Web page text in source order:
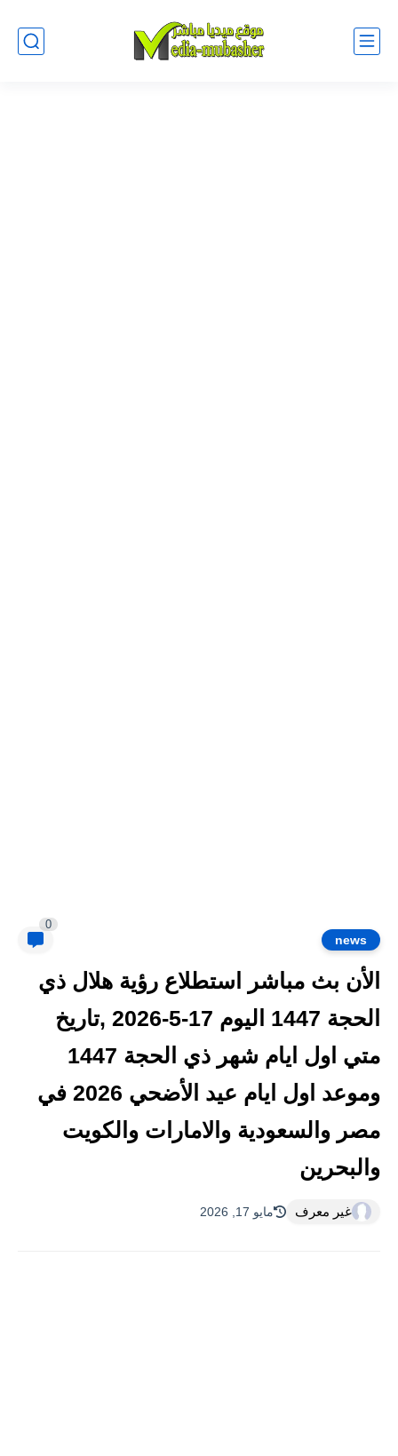
news
0
الأن بث مباشر استطلاع رؤية هلال ذي
الحجة 1447 اليوم 17-5-2026 ,تاريخ
متي اول ايام شهر ذي الحجة 1447
وموعد اول ايام عيد الأضحي 2026 في
مصر والسعودية والامارات والكويت
والبحرين
غير معرف مايو 17, 2026